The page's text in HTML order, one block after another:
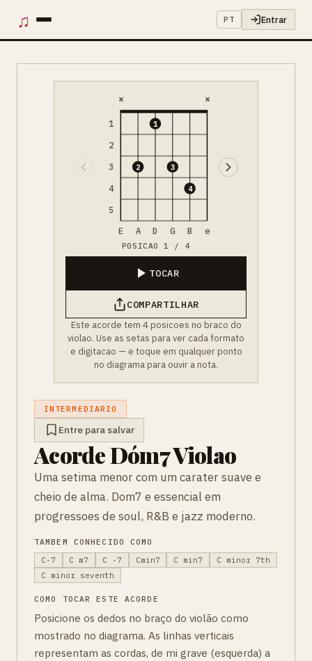
♫ PT Entrar
1
2
3
4
5
× ×
2
1
3
4
E A D G B e
POSICAO 1 / 4
TOCAR
COMPARTILHAR
Este acorde tem 4 posicoes no braco do
violao. Use as setas para ver cada formato
e digitacao — e toque em qualquer ponto
no diagrama para ouvir a nota.
INTERMEDIARIO
Entre para salvar
Acorde Dóm7 Violao
Uma setima menor com um carater suave e
cheio de alma. Dom7 e essencial em
progressoes de soul, R&B e jazz moderno.
TAMBEM CONHECIDO COMO
C-7
C m7 C -7 Cmin7 C min7
C minor 7th
C minor seventh
COMO TOCAR ESTE ACORDE
Posicione os dedos no braço do violão como
mostrado no diagrama. As linhas verticais
representam as cordas, de mi grave (esquerda) a